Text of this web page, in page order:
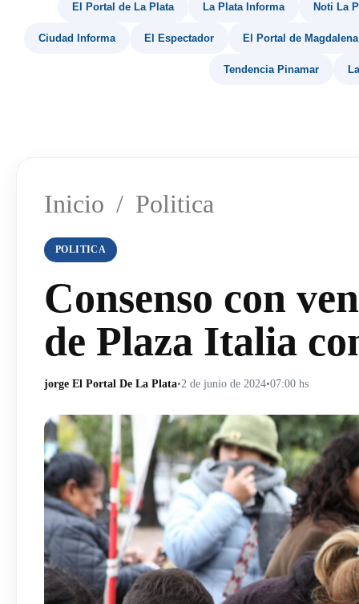
El Portal de La Plata La Plata Informa Noti La
Ciudad Informa El Espectador El Portal de Magdalena
Tendencia Pinamar
Inicio / Politica
POLITICA
Consenso con
de Plaza Italia
jorge El Portal De La Plata•2 de junio de 2024•07:00 hs